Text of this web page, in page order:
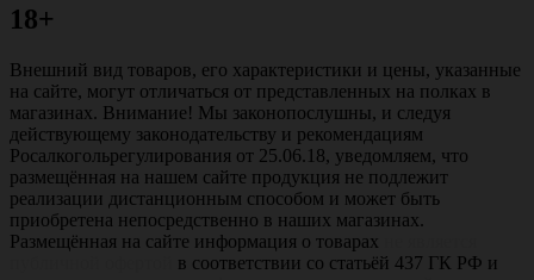
18+
Внешний вид товаров, его характеристики и цены, указанные
на сайте, могут отличаться от представленных на полках в
магазинах. Внимание! Мы законопослушны, и следуя
действующему законодательству и рекомендациям
Росалкогольрегулирования от 25.06.18, уведомляем, что
размещённая на нашем сайте продукция не подлежит
реализации дистанционным способом и может быть
приобретена непосредственно в наших магазинах.
Размещённая на сайте информация о товарах
в соответствии со статьёй 437 ГК РФ и